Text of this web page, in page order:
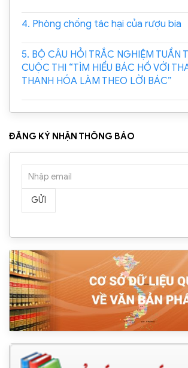
4. Phòng chống tác hại của rượu bia
5. BỘ CÂU HỎI TRẮC NGHIỆM TUẦN
CUỘC THI “TÌM HIỂU BÁC HỒ VỚI
THANH HÓA LÀM THEO LỜI BÁC”
ĐĂNG KÝ NHẬN THÔNG BÁO
GỬI